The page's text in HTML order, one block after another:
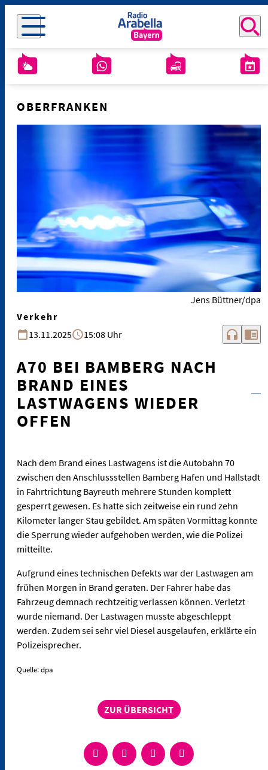
OBERFRANKEN
Jens Büttner/dpa
Verkehr
13.11.2025
15:08 Uhr headphones chrome_reader_mode
A70 BEI BAMBERG NACH
BRAND EINES
LASTWAGENS WIEDER
OFFEN
Nach dem Brand eines Lastwagens ist die Autobahn 70
zwischen den Anschlussstellen Bamberg Hafen und Hallstadt
in Fahrtrichtung Bayreuth mehrere Stunden komplett
gesperrt gewesen. Es hatte sich zeitweise ein rund zehn
Kilometer langer Stau gebildet. Am späten Vormittag konnte
die Sperrung wieder aufgehoben werden, wie die Polizei
mitteilte.
Aufgrund eines technischen Defekts war der Lastwagen am
frühen Morgen in Brand geraten. Der Fahrer habe das
Fahrzeug demnach rechtzeitig verlassen können. Verletzt
wurde niemand. Der Lastwagen musste abgeschleppt
werden. Zudem sei sehr viel Diesel ausgelaufen, erklärte ein
Polizeisprecher.
Quelle: dpa
ZUR ÜBERSICHT